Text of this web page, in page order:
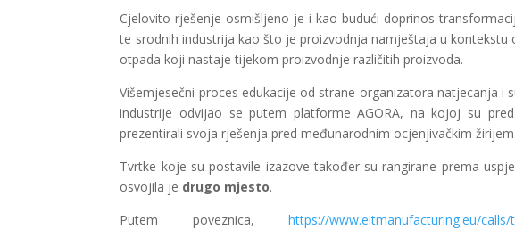
Cjelovito rješenje osmišljeno je i kao budući doprinos
te srodnih industrija kao što je proizvodnja namještaja u
otpada koji nastaje tijekom proizvodnje različitih proizvoda.
Višemjesečni proces edukacije od strane organizatora natjecanja i
industrije odvijao se putem platforme AGORA, na kojoj su
prezentirali svoja rješenja pred međunarodnim ocjenjivačkim žirijem.
Tvrtke koje su postavile izazove također su rangirane prema
osvojila je drugo mjesto.
Putem poveznica,https://www.eitmanufacturing.eu/